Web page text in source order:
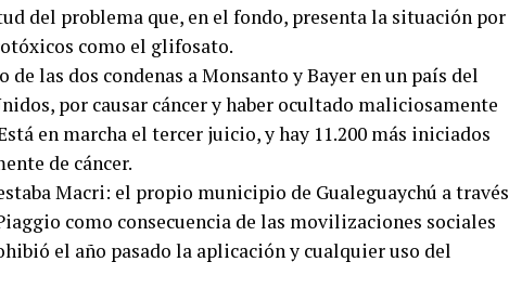
del problema que, en el fondo, presenta la situación por
como el glifosato.
de las dos condenas a Monsanto y Bayer en un país del
por causar cáncer y haber ocultado maliciosamente
en marcha el tercer juicio, y hay 11.200 más iniciados
de cáncer.
Macri: el propio municipio de Gualeguaychú a través
como consecuencia de las movilizaciones sociales
el año pasado la aplicación y cualquier uso del